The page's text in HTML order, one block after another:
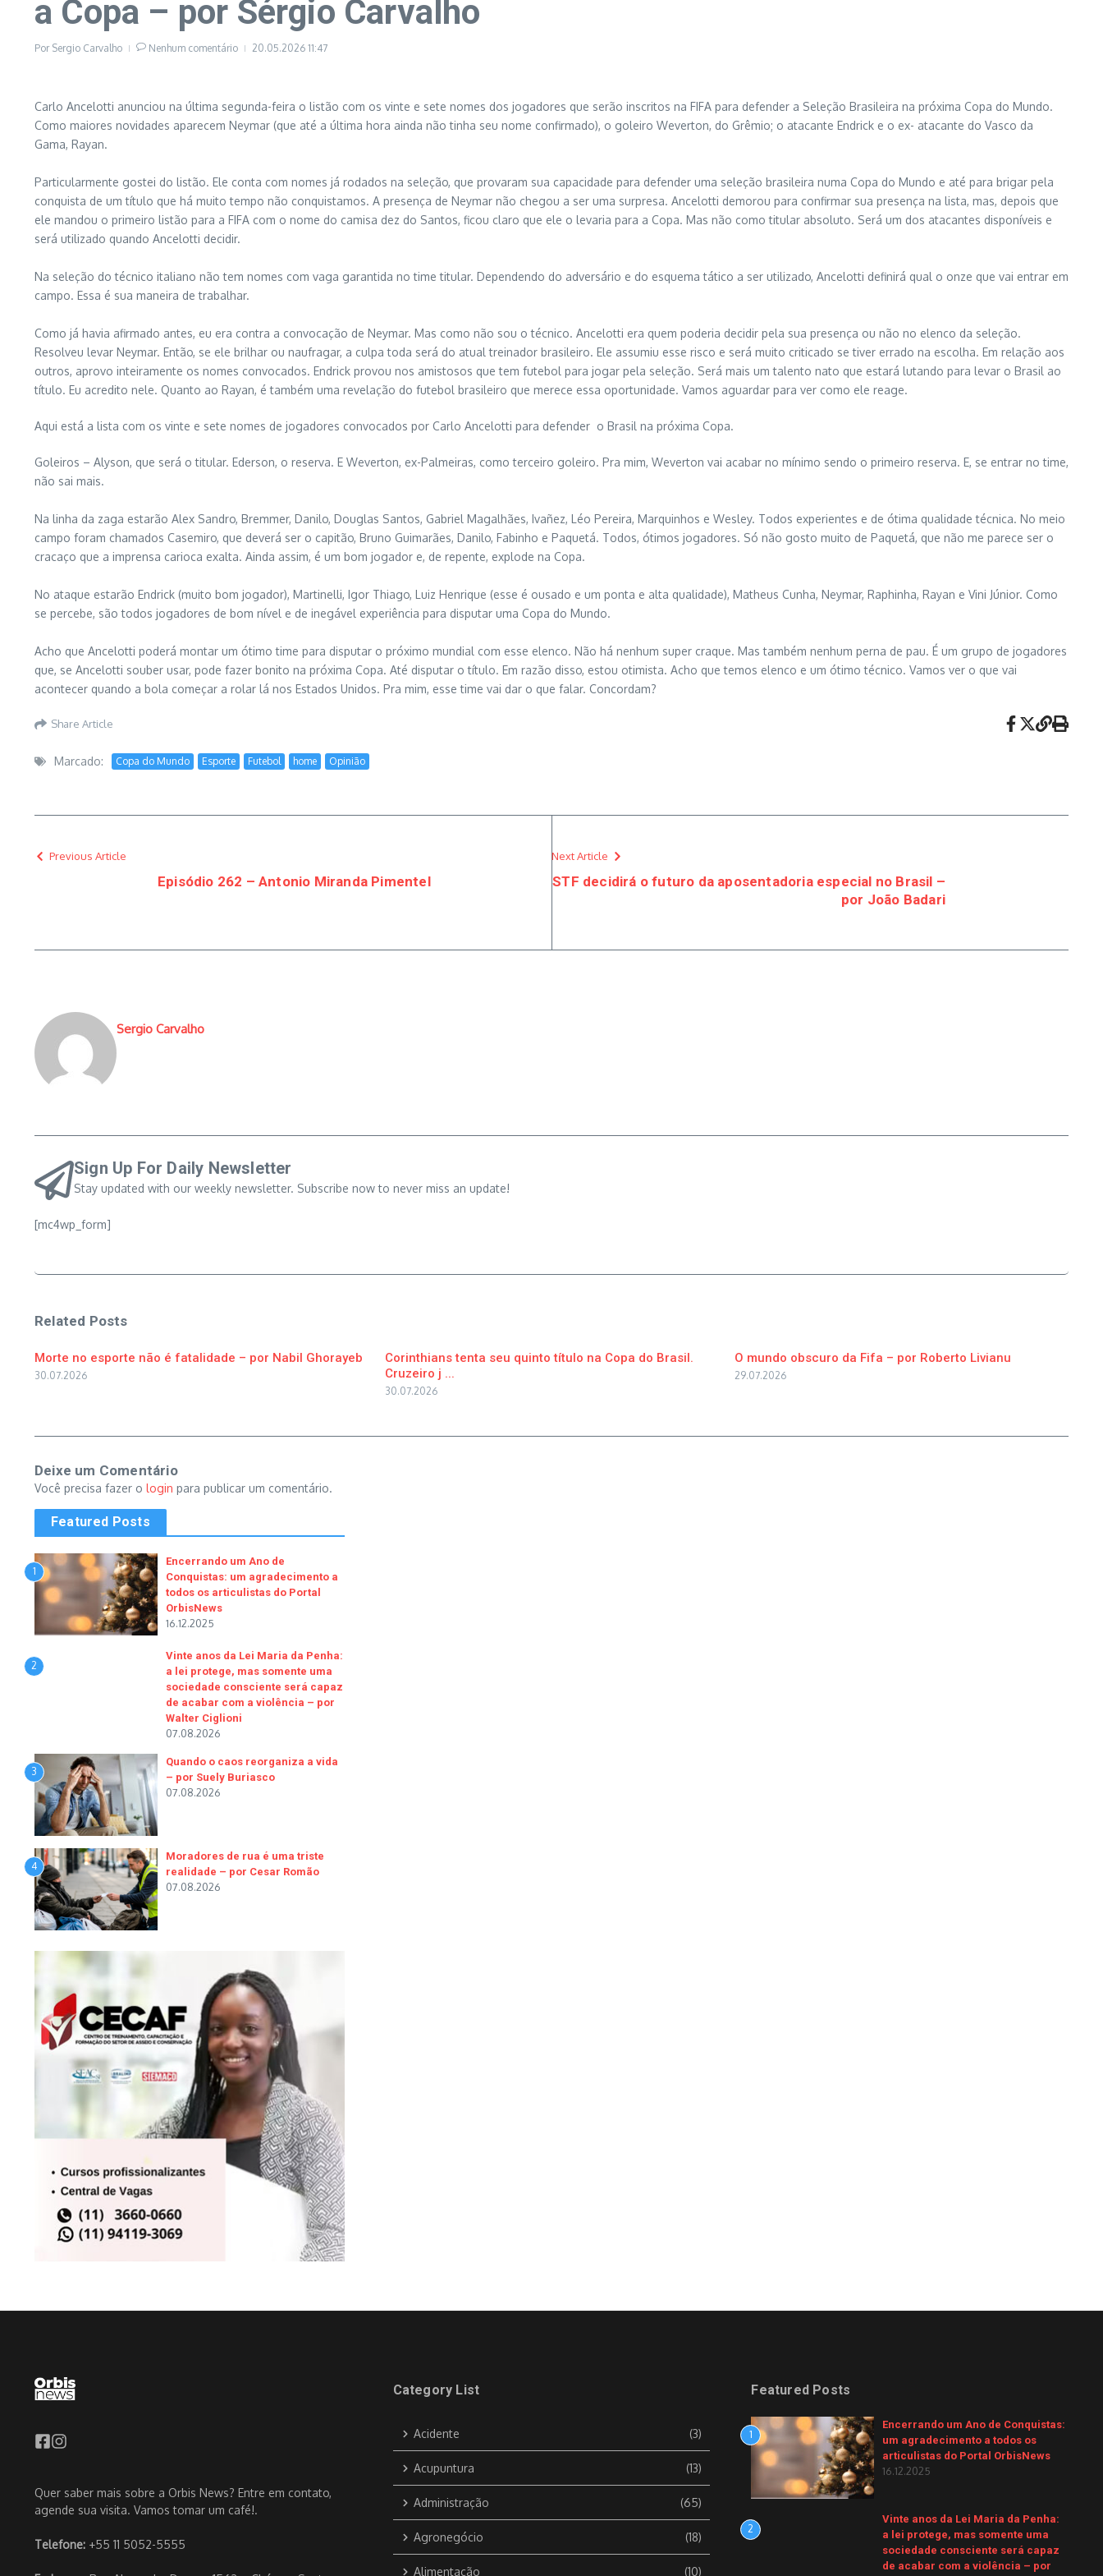
a Copa – por Sérgio Carvalho
Por Sergio Carvalho Nenhum comentário 20.05.2026 11:47
Carlo Ancelotti anunciou na última segunda-feira o listão com os vinte e sete nomes dos jogadores que serão inscritos na FIFA para defender a Seleção Brasileira na próxima Copa do Mundo.
Como maiores novidades aparecem Neymar (que até a última hora ainda não tinha seu nome confirmado), o goleiro Weverton, do Grêmio; o atacante Endrick e o ex- atacante do Vasco da
Gama, Rayan.
Particularmente gostei do listão. Ele conta com nomes já rodados na seleção, que provaram sua capacidade para defender uma seleção brasileira numa Copa do Mundo e até para brigar pela
conquista de um título que há muito tempo não conquistamos. A presença de Neymar não chegou a ser uma surpresa. Ancelotti demorou para confirmar sua presença na lista, mas, depois que
ele mandou o primeiro listão para a FIFA com o nome do camisa dez do Santos, ficou claro que ele o levaria para a Copa. Mas não como titular absoluto. Será um dos atacantes disponíveis e
será utilizado quando Ancelotti decidir.
Na seleção do técnico italiano não tem nomes com vaga garantida no time titular. Dependendo do adversário e do esquema tático a ser utilizado, Ancelotti definirá qual o onze que vai entrar em
campo. Essa é sua maneira de trabalhar.
Como já havia afirmado antes, eu era contra a convocação de Neymar. Mas como não sou o técnico. Ancelotti era quem poderia decidir pela sua presença ou não no elenco da seleção.
Resolveu levar Neymar. Então, se ele brilhar ou naufragar, a culpa toda será do atual treinador brasileiro. Ele assumiu esse risco e será muito criticado se tiver errado na escolha. Em relação aos
outros, aprovo inteiramente os nomes convocados. Endrick provou nos amistosos que tem futebol para jogar pela seleção. Será mais um talento nato que estará lutando para levar o Brasil ao
título. Eu acredito nele. Quanto ao Rayan, é também uma revelação do futebol brasileiro que merece essa oportunidade. Vamos aguardar para ver como ele reage.
Aqui está a lista com os vinte e sete nomes de jogadores convocados por Carlo Ancelotti para defender o Brasil na próxima Copa.
Goleiros – Alyson, que será o titular. Ederson, o reserva. E Weverton, ex-Palmeiras, como terceiro goleiro. Pra mim, Weverton vai acabar no mínimo sendo o primeiro reserva. E, se entrar no time,
não sai mais.
Na linha da zaga estarão Alex Sandro, Bremmer, Danilo, Douglas Santos, Gabriel Magalhães, Ivañez, Léo Pereira, Marquinhos e Wesley. Todos experientes e de ótima qualidade técnica. No meio
campo foram chamados Casemiro, que deverá ser o capitão, Bruno Guimarães, Danilo, Fabinho e Paquetá. Todos, ótimos jogadores. Só não gosto muito de Paquetá, que não me parece ser o
cracaço que a imprensa carioca exalta. Ainda assim, é um bom jogador e, de repente, explode na Copa.
No ataque estarão Endrick (muito bom jogador), Martinelli, Igor Thiago, Luiz Henrique (esse é ousado e um ponta e alta qualidade), Matheus Cunha, Neymar, Raphinha, Rayan e Vini Júnior. Como
se percebe, são todos jogadores de bom nível e de inegável experiência para disputar uma Copa do Mundo.
Acho que Ancelotti poderá montar um ótimo time para disputar o próximo mundial com esse elenco. Não há nenhum super craque. Mas também nenhum perna de pau. É um grupo de jogadores
que, se Ancelotti souber usar, pode fazer bonito na próxima Copa. Até disputar o título. Em razão disso, estou otimista. Acho que temos elenco e um ótimo técnico. Vamos ver o que vai
acontecer quando a bola começar a rolar lá nos Estados Unidos. Pra mim, esse time vai dar o que falar. Concordam?
Share Article
Marcado: Copa do Mundo Esporte Futebol home Opinião
Previous Article
Episódio 262 – Antonio Miranda Pimentel
Next Article
STF decidirá o futuro da aposentadoria especial no Brasil –
por João Badari
Sergio Carvalho
Sign Up For Daily Newsletter
Stay updated with our weekly newsletter. Subscribe now to never miss an update!
[mc4wp_form]
Related Posts
Morte no esporte não é fatalidade – por Nabil Ghorayeb
30.07.2026
Corinthians tenta seu quinto título na Copa do Brasil.
Cruzeiro j ...
30.07.2026
O mundo obscuro da Fifa – por Roberto Livianu
29.07.2026
Deixe um Comentário
Você precisa fazer o login para publicar um comentário.
Featured Posts
1
Encerrando um Ano de
Conquistas: um agradecimento a
todos os articulistas do Portal
OrbisNews
16.12.2025
2
Vinte anos da Lei Maria da Penha:
a lei protege, mas somente uma
sociedade consciente será capaz
de acabar com a violência – por
Walter Ciglioni
07.08.2026
3
Quando o caos reorganiza a vida
– por Suely Buriasco
07.08.2026
4
Moradores de rua é uma triste
realidade – por Cesar Romão
07.08.2026
Quer saber mais sobre a Orbis News? Entre em contato,
agende sua visita. Vamos tomar um café!.
Telefone: +55 11 5052-5555
Category List
Acidente (3)
Acupuntura (13)
Administração (65)
Agronegócio (18)
Alimentação (10)
Featured Posts
1
Encerrando um Ano de Conquistas:
um agradecimento a todos os
articulistas do Portal OrbisNews
16.12.2025
2
Vinte anos da Lei Maria da Penha:
a lei protege, mas somente uma
sociedade consciente será capaz
de acabar com a violência – por